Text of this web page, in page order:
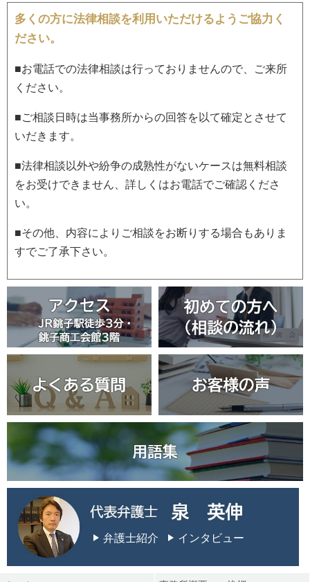
多くの方に法律相談を利用いただけるようご協力く
ださい。
■お電話での法律相談は行っておりませんので、ご来所
ください。
■ご相談日時は当事務所からの回答を以て確定とさせて
いだきます。
■法律相談以外や紛争の成熟性がないケースは無料相談
をお受けできません、詳しくはお電話でご確認くださ
い。
■その他、内容によりご相談をお断りする場合もありま
すでご了承下さい。
弁護士紹介 インタビュー